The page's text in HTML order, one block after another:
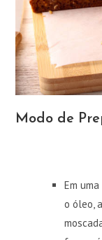
Modo de
Em
o óleo,